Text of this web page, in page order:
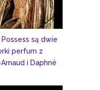
są dwie
perfum z
i Daphné